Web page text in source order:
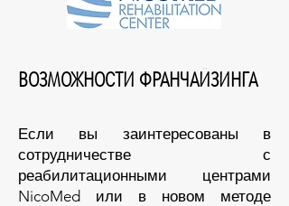
ВОЗМОЖНОСТИ ФРАНЧАЙЗИНГА
Если вы заинтересованы в
сотрудничестве с
реабилитационными центрами
NicoMed или в новом методе